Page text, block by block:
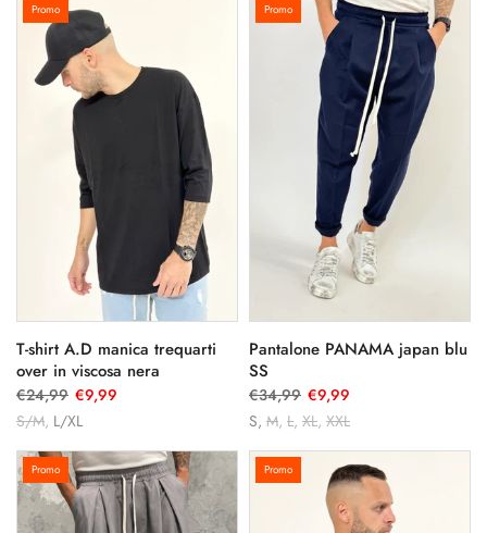
Promo
T-shirt A.D manica trequarti
over in viscosa nera
€24,99 €9,99
S/M L/XL
Promo
Pantalone PANAMA japan blu
SS
€34,99 €9,99
S M L XL XXL
Promo Promo